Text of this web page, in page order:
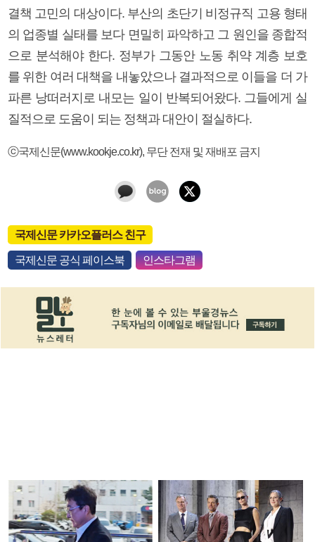
결책 고민의 대상이다. 부산의 초단기 비정규직 고용 형태
의 업종별 실태를 보다 면밀히 파악하고 그 원인을 종합적
으로 분석해야 한다. 정부가 그동안 노동 취약 계층 보호
를 위한 여러 대책을 내놓았으나 결과적으로 이들을 더 가
파른 낭떠러지로 내모는 일이 반복되어왔다. 그들에게 실
질적으로 도움이 되는 정책과 대안이 절실하다.
ⓒ국제신문(www.kookje.co.kr), 무단 전재 및 재배포 금지
국제신문 카카오플러스 친구
국제신문 공식 페이스북 인스타그램